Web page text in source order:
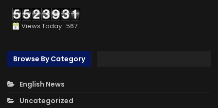
Views Today : 567
Browse By Category
English News
Uncategorized